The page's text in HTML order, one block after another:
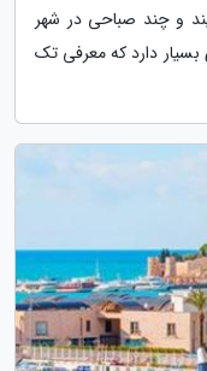
و چند صباحی در شهر
بسیار دارد که معرفی تک